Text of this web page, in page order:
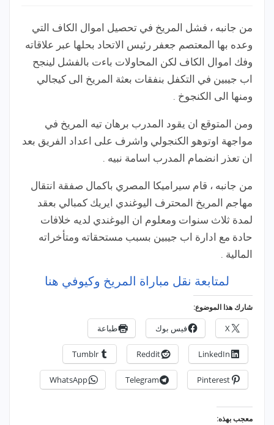
من جانبه ، فشل المريخ في تحصيل اموال الكاف التي
وعده بها المعتصم جعفر رئيس الاتحاد بحلها عبر علاقاته
وفك اموال الكاف لكن المحاولات باءت بالفشل لينجح
اب جيبين في التكفل بنفقات بعثة المريخ الى كيجالي
ومنها الى الكنجوخ .
ومن المتوقع ان يقود المدرب برهان تيه المريخ في
مواجهة اوتوهو الكنجولي واشرف على اعداد الفريق بعد
ان تعذر انضمام المدرب اسامة نبيه .
من جانبه ، قام سيراميكا المصري باكمال صفقة انتقال
مهاجم المريخ المحترف اليوغندي ايريك كمبالي بعقد
لمدة ثلاث سنوات ومعلوم ان اليوغندي لديه خلافات
حادة مع ادارة اب جيبين بسبب مستحقاته ومتأخراته
المالية .
لمتابعة نقل مباراة المريخ وكيوفي هنا
شارك هذا الموضوع:
X فيس بوك طباعة
LinkedIn
Reddit
Tumblr
Pinterest
Telegram
WhatsApp
معجب بهذه: